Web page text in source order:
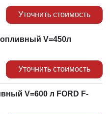
Уточнить стоимость
V=450л
Уточнить стоимость
V=600 л FORD F-